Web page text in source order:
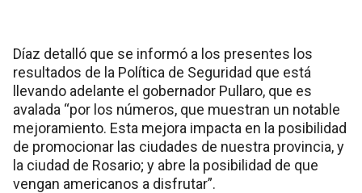
Díaz detalló que se informó a los presentes los
resultados de la Política de Seguridad que está
llevando adelante el gobernador Pullaro, que es
avalada “por los números, que muestran un notable
mejoramiento. Esta mejora impacta en la posibilidad
de promocionar las ciudades de nuestra provincia, y
la ciudad de Rosario; y abre la posibilidad de que
vengan americanos a disfrutar”.